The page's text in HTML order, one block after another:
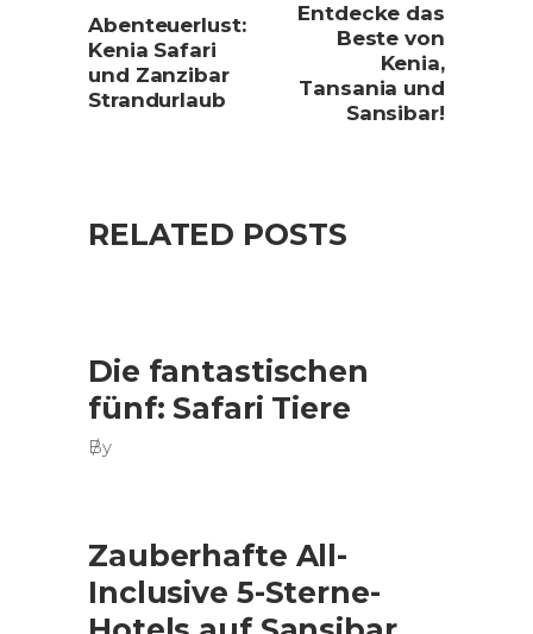
Abenteuerlust:
Kenia Safari
und Zanzibar
Strandurlaub
Entdecke das
Beste von
Kenia,
Tansania und
Sansibar!
RELATED POSTS
Die fantastischen
fünf: Safari Tiere
By
Zauberhafte All-
Inclusive 5-Sterne-